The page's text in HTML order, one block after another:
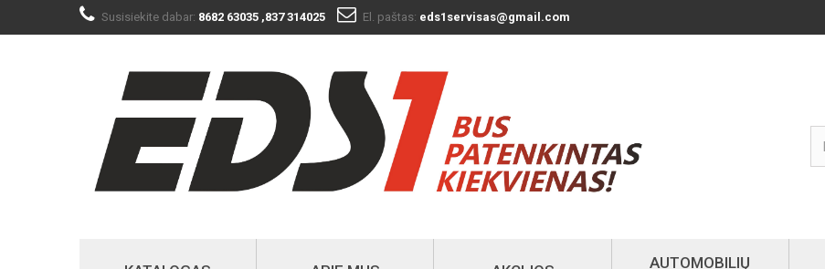
Susisiekite dabar: 8682 63035 ,837 314025 El. paštas: eds1servisas@gmail.com
AUTOMOBILIŲ